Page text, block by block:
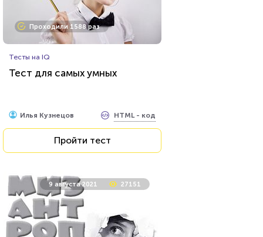
Проходили 8032 раза
Тест по игре Dota 2
Пройти тест
23 июня 2021
Проходили 1588 раз
Тесты на IQ
Тест для самых умных
Илья Кузнецов HTML - код
Пройти тест
9 августа 2021 27151